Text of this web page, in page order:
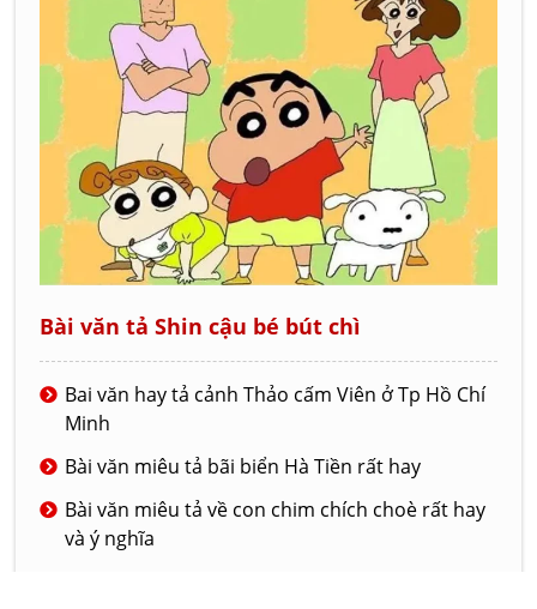
Bài văn tả Shin cậu bé bút chì
Bai văn hay tả cảnh Thảo cấm Viên ở Tp Hồ Chí
Minh
Bài văn miêu tả bãi biển Hà Tiền rất hay
Bài văn miêu tả về con chim chích choè rất hay
và ý nghĩa